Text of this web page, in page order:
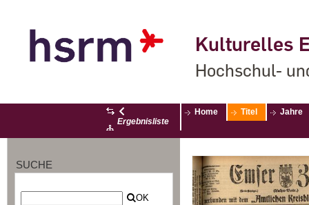
Kulturelles
Hochschul-
Ergebnisliste
Home Titel Jahre
SUCHE
OK